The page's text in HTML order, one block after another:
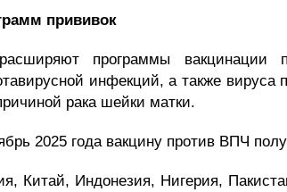
прививок
программы вакцинации
инфекций, а также
рака шейки матки.
2025 года вакцину против ВПЧ
Китай, Индонезия, Нигерия,